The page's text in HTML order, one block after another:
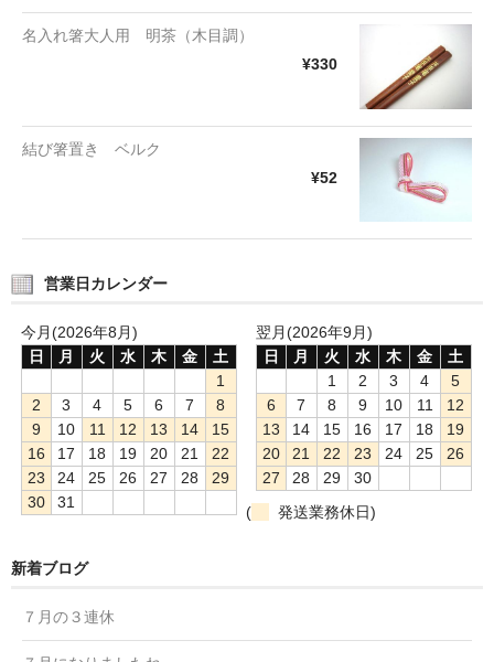
名入れ箸大人用 明茶（木目調）
¥330
結び箸置き ベルク
¥52
営業日カレンダー
今月(2026年8月)
日
月 火 水 木 金
土
1
2
3 4 5 6 7
8
9
10 11 12 13 14
15
16
17 18 19 20 21
22
23
24 25 26 27 28
29
30
31
翌月(2026年9月)
日
月 火 水 木 金
土
1
2 3 4
5
6
7 8 9 10 11
12
13
14 15 16 17 18
19
20
21 22 23 24 25
26
27
28 29
30
(
発送業務休日)
新着ブログ
７月の３連休